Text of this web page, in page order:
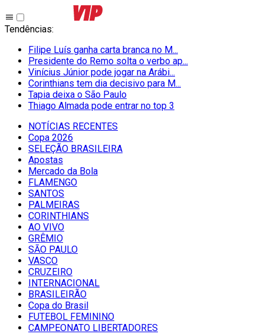
Tendências:
Filipe Luís ganha carta branca no M...
Presidente do Remo solta o verbo ap...
Vinícius Júnior pode jogar na Arábi...
Corinthians tem dia decisivo para M...
Tapia deixa o São Paulo
Thiago Almada pode entrar no top 3
NOTÍCIAS RECENTES
Copa 2026
SELEÇÃO BRASILEIRA
Apostas
Mercado da Bola
FLAMENGO
SANTOS
PALMEIRAS
CORINTHIANS
AO VIVO
GRÊMIO
SĀO PAULO
VASCO
CRUZEIRO
INTERNACIONAL
BRASILEIRÃO
Copa do Brasil
FUTEBOL FEMININO
CAMPEONATO LIBERTADORES